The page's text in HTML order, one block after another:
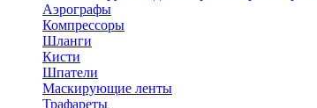
Аэрографы
Компрессоры
Шланги
Кисти
Шпатели
Маскирующие ленты
Трафареты